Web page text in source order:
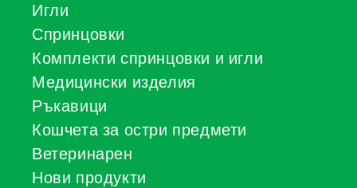
Игли
Спринцовки
Комплекти спринцовки и игли
Медицински изделия
Ръкавици
Кошчета за остри предмети
Ветеринарен
Нови продукти